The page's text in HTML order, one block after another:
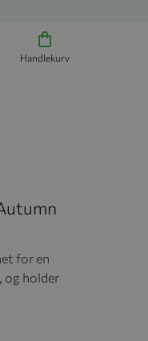
Handlekurv
for en
og holder